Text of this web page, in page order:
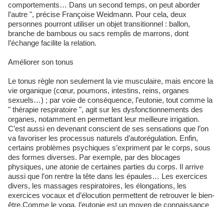
comportements… Dans un second temps, on peut aborder
l’autre ", précise Françoise Weidmann. Pour cela, deux
personnes pourront utiliser un objet transitionnel : ballon,
branche de bambous ou sacs remplis de marrons, dont
l’échange facilite la relation.
Améliorer son tonus
Le tonus règle non seulement la vie musculaire, mais encore la
vie organique (cœur, poumons, intestins, reins, organes
sexuels…) ; par voie de conséquence, l’eutonie, tout comme la
" thérapie respiratoire ", agit sur les dysfonctionnements des
organes, notamment en permettant leur meilleure irrigation.
C’est aussi en devenant conscient de ses sensations que l’on
va favoriser les processus naturels d’autorégulation. Enfin,
certains problèmes psychiques s’expriment par le corps, sous
des formes diverses. Par exemple, par des blocages
physiques, une atonie de certaines parties du corps. Il arrive
aussi que l’on rentre la tête dans les épaules… Les exercices
divers, les massages respiratoires, les élongations, les
exercices vocaux et d’élocution permettent de retrouver le bien-
être.Comme le yoga, l’eutonie est un moyen de connaissance